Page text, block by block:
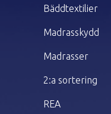
Bäddtextilier
Madrasskydd
Madrasser
2:a sortering
REA